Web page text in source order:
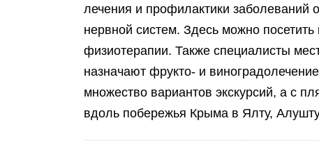
лечения и профилактики заболеваний
нервной систем. Здесь можно
физиотерапии. Также специалисты
назначают фрукто- и
множество вариантов экскурсий, а с
вдоль побережья Крыма в Ялту,